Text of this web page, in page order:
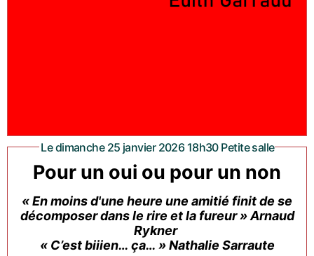
Le dimanche 25 janvier 2026 18h30 Petite salle
Pour un oui ou pour un non
« En moins d'une heure une amitié finit de se
décomposer dans le rire et la fureur » Arnaud
Rykner
« C’est biiien… ça… » Nathalie Sarraute